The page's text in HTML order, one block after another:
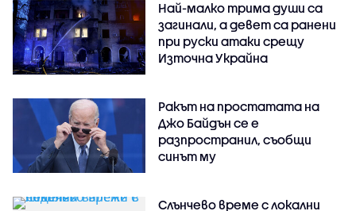
Най-малко трима души са
загинали, а девет са ранени
при руски атаки срещу
Източна Украйна
Ракът на простатата на
Джо Байдън се е
разпространил, съобщи
синът му
Слънчево време с локални